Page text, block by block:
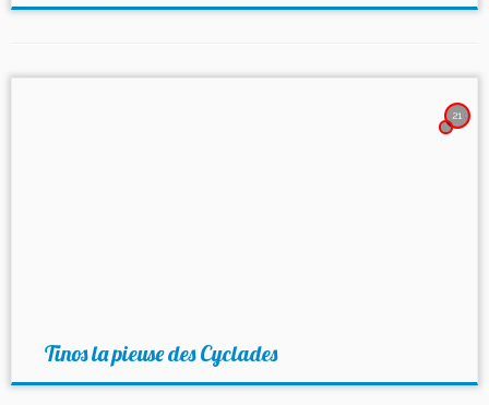
21
Tinos la pieuse des Cyclades